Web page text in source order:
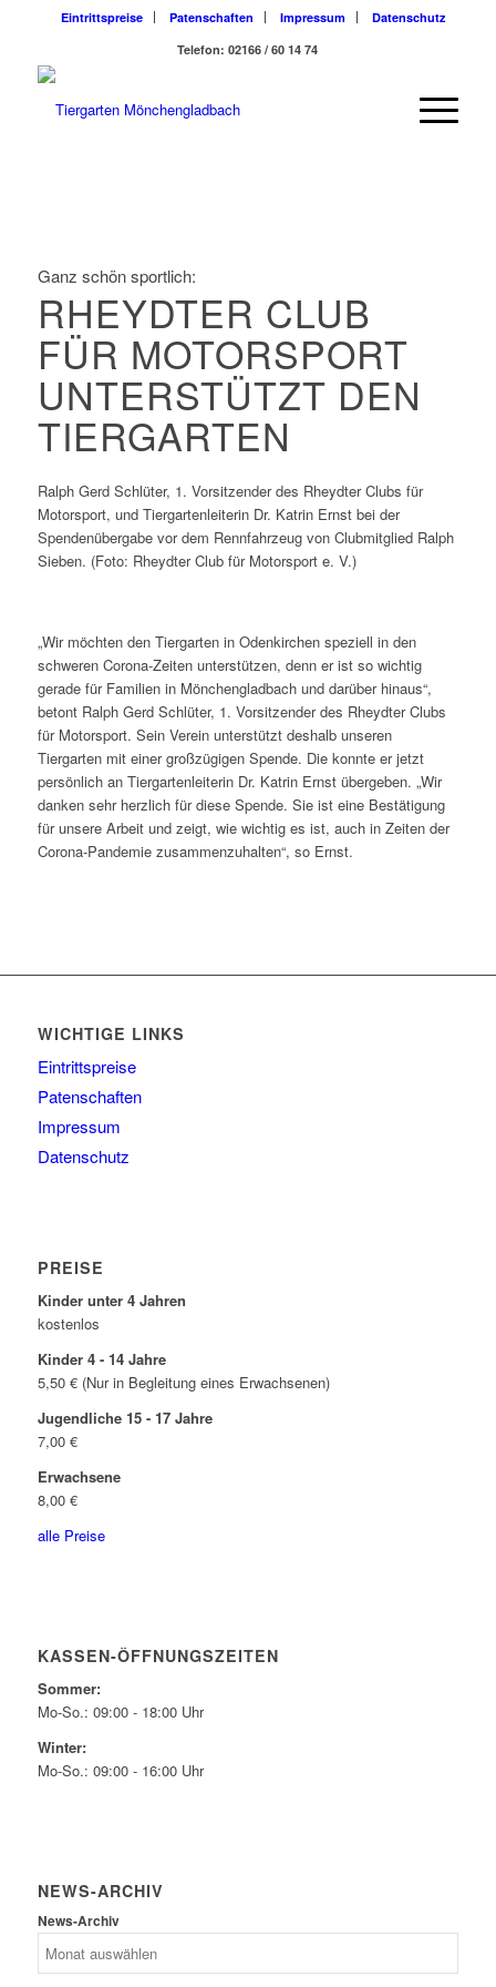
Eintrittspreise Patenschaften Impressum
Datenschutz
Telefon: 02166 / 60 14 74
Ganz schön sportlich:
RHEYDTER CLUB
FÜR MOTORSPORT
UNTERSTÜTZT DEN
TIERGARTEN
Ralph Gerd Schlüter, 1. Vorsitzender des Rheydter Clubs für
Motorsport, und Tiergartenleiterin Dr. Katrin Ernst bei der
Spendenübergabe vor dem Rennfahrzeug von Clubmitglied Ralph
Sieben. (Foto: Rheydter Club für Motorsport e. V.)
„Wir möchten den Tiergarten in Odenkirchen speziell in den
schweren Corona-Zeiten unterstützen, denn er ist so wichtig
gerade für Familien in Mönchengladbach und darüber hinaus“,
betont Ralph Gerd Schlüter, 1. Vorsitzender des Rheydter Clubs
für Motorsport. Sein Verein unterstützt deshalb unseren
Tiergarten mit einer großzügigen Spende. Die konnte er jetzt
persönlich an Tiergartenleiterin Dr. Katrin Ernst übergeben. „Wir
danken sehr herzlich für diese Spende. Sie ist eine Bestätigung
für unsere Arbeit und zeigt, wie wichtig es ist, auch in Zeiten der
Corona-Pandemie zusammenzuhalten“, so Ernst.
WICHTIGE LINKS
Eintrittspreise
Patenschaften
Impressum
Datenschutz
PREISE
Kinder unter 4 Jahren
kostenlos
Kinder 4 - 14 Jahre
5,50 € (Nur in Begleitung eines Erwachsenen)
Jugendliche 15 - 17 Jahre
7,00 €
Erwachsene
8,00 €
alle Preise
KASSEN-ÖFFNUNGSZEITEN
Sommer:
Mo-So.: 09:00 - 18:00 Uhr
Winter:
Mo-So.: 09:00 - 16:00 Uhr
NEWS-ARCHIV
News-Archiv